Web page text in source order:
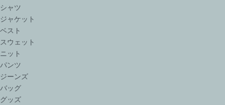
シャツ
ジャケット
ベスト
スウェット
ニット
パンツ
ジーンズ
バッグ
グッズ